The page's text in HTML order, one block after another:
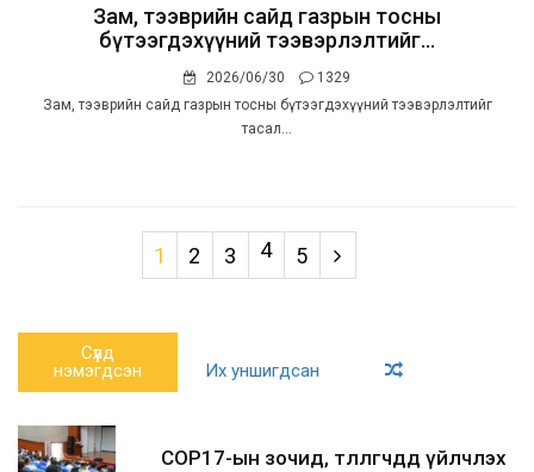
Зам, тээврийн сайд газрын тосны
бүтээгдэхүүний тээвэрлэлтийг...
2026/06/30
1329
Зам, тээврийн сайд газрын тосны бүтээгдэхүүний тээвэрлэлтийг
тасал...
1 2 3 4 5
Сүүлд
нэмэгдсэн
Их уншигдсан
COP17-ын зочид, төлөөлөгчдөд үйлчлэх